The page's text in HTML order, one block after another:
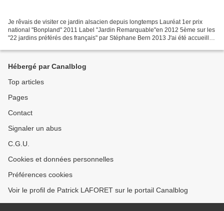
Je rêvais de visiter ce jardin alsacien depuis longtemps Lauréat 1er prix
national "Bonpland" 2011 Label "Jardin Remarquable"en 2012 5ème sur les
"22 jardins préférés des français" par Stéphane Bern 2013 J'ai été accueilli
Hébergé par Canalblog
Top articles
Pages
Contact
Signaler un abus
C.G.U.
Cookies et données personnelles
Préférences cookies
Voir le profil de Patrick LAFORET sur le portail Canalblog